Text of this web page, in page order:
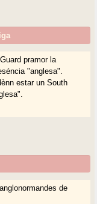
pramor la
"anglesa".
estar un South
de